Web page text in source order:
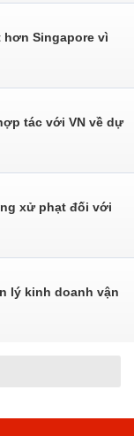
hơn Singapore vì
tác với VN về dự
xử phạt đối với
lý kinh doanh vận